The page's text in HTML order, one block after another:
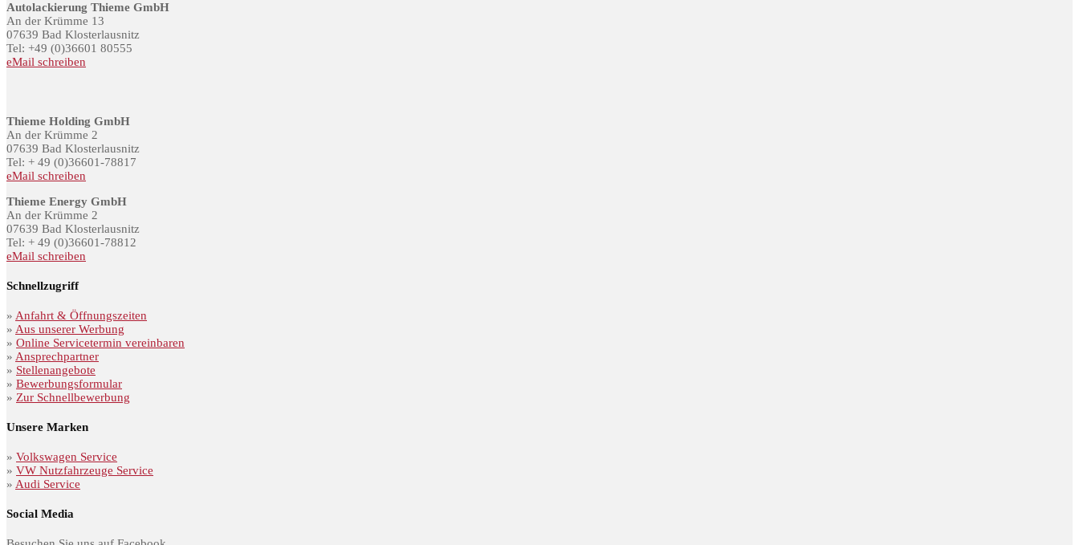
Autolackierung Thieme GmbH
An der Krümme 13
07639 Bad Klosterlausnitz
Tel: +49 (0)36601 80555
eMail schreiben
Thieme Holding GmbH
An der Krümme 2
07639 Bad Klosterlausnitz
Tel: + 49 (0)36601-78817
eMail schreiben
Thieme Energy GmbH
An der Krümme 2
07639 Bad Klosterlausnitz
Tel: + 49 (0)36601-78812
eMail schreiben
Schnellzugriff
» Anfahrt & Öffnungszeiten
» Aus unserer Werbung
» Online Servicetermin vereinbaren
» Ansprechpartner
» Stellenangebote
» Bewerbungsformular
» Zur Schnellbewerbung
Unsere Marken
» Volkswagen Service
» VW Nutzfahrzeuge Service
» Audi Service
Social Media